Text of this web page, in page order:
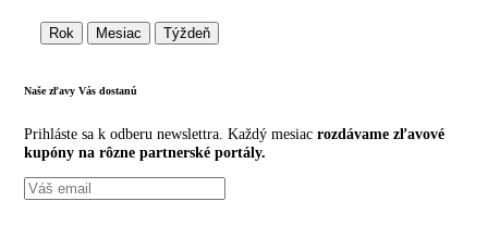
Rok Mesiac Týždeň
Naše zľavy Vásdostanú
Prihláste sa k odberu newslettra. Každý mesiacrozdávame zľavové
kupóny na rôzne partnerské portály.